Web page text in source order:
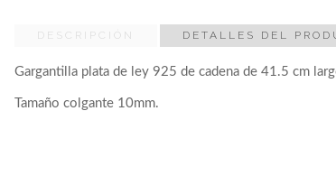
DESCRIPCIÓN DETALLES DEL
Gargantilla plata de ley 925 de cadena de 41.5 cm
Tamaño colgante 10mm.